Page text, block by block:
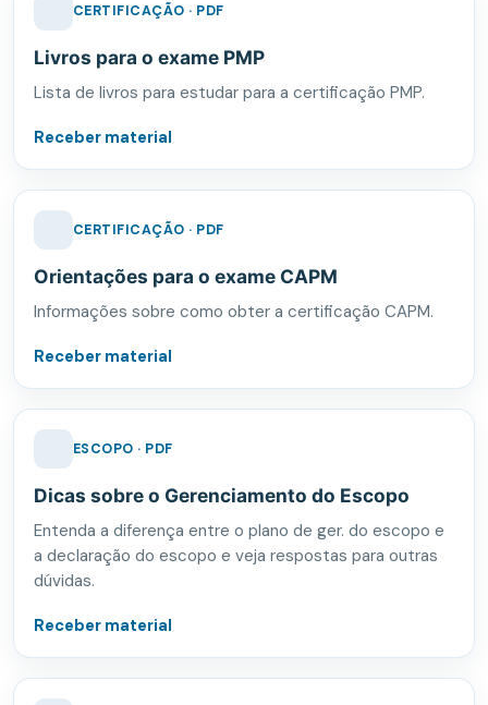
CERTIFICAÇÃO · PDF
Livros para o exame PMP
Lista de livros para estudar para a certificação PMP.
Receber material
CERTIFICAÇÃO · PDF
Orientações para o exame CAPM
Informações sobre como obter a certificação CAPM.
Receber material
ESCOPO · PDF
Dicas sobre o Gerenciamento do Escopo
Entenda a diferença entre o plano de ger. do escopo e
a declaração do escopo e veja respostas para outras
dúvidas.
Receber material